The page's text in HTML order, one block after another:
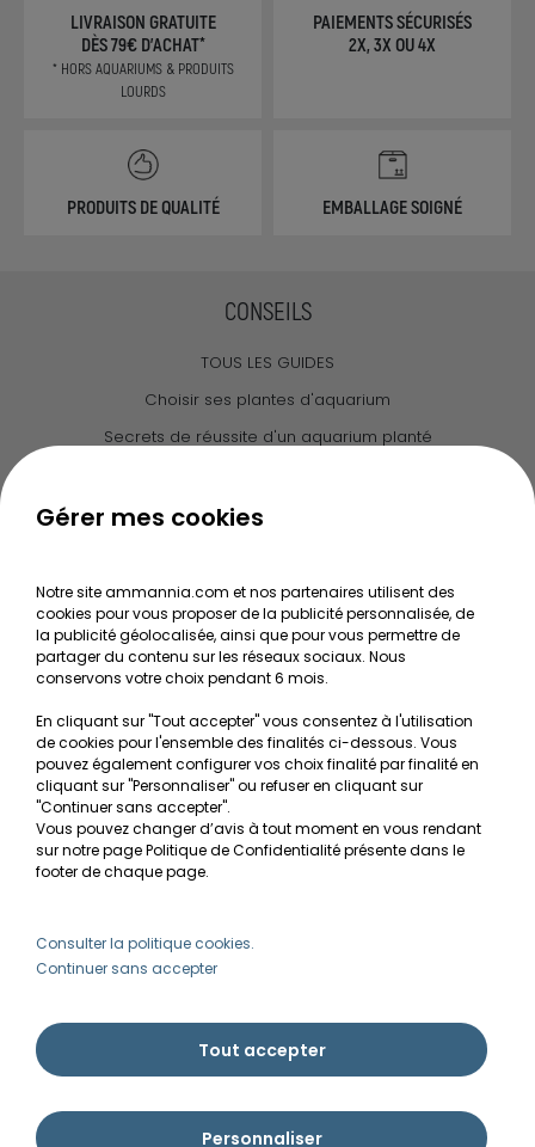
LIVRAISON GRATUITE
DÈS 79€ D'ACHAT*
* HORS AQUARIUMS & PRODUITS
LOURDS
PAIEMENTS SÉCURISÉS
2X, 3X OU 4X
PRODUITS DE QUALITÉ EMBALLAGE SOIGNÉ
CONSEILS
TOUS LES GUIDES
Choisir ses plantes d'aquarium
Secrets de réussite d'un aquarium planté
Le journal d'Ammannia
Recherche de Notices de produits
Mentions légales
Conditions générales de vente
RGPD
MON COMPTE
Avantages
Créer un compte client
Besoin d'aide ?
Gérer mes cookies
Notre site ammannia.com et nos partenaires utilisent des
cookies pour vous proposer de la publicité personnalisée, de
la publicité géolocalisée, ainsi que pour vous permettre de
partager du contenu sur les réseaux sociaux. Nous
conservons votre choix pendant 6 mois.
En cliquant sur "Tout accepter" vous consentez à l'utilisation
de cookies pour l'ensemble des finalités ci-dessous. Vous
pouvez également configurer vos choix finalité par finalité en
cliquant sur "Personnaliser" ou refuser en cliquant sur
"Continuer sans accepter".
Vous pouvez changer d’avis à tout moment en vous rendant
sur notre page Politique de Confidentialité présente dans le
footer de chaque page.
Consulter la politique cookies.
Continuer sans accepter
Tout accepter
Personnaliser